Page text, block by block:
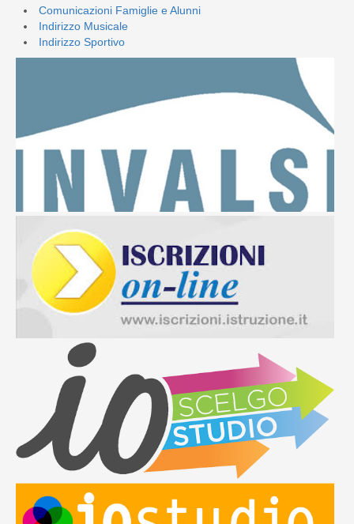
Comunicazioni Famiglie e Alunni
Indirizzo Musicale
Indirizzo Sportivo